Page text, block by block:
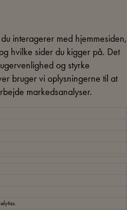
interagerer med hjemmesiden,
hvilke sider du kigger på. Det
og styrke
bruger vi oplysningerne til at
markedsanalyser.